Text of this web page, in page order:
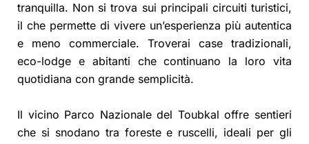
tranquilla. Non si trova sui principali circuiti turistici,
il che permette di vivere un’esperienza più autentica
e meno commerciale. Troverai case tradizionali,
eco-lodge e abitanti che continuano la loro vita
quotidiana con grande semplicità.
Il vicino Parco Nazionale del Toubkal offre sentieri
che si snodano tra foreste e ruscelli, ideali per gli